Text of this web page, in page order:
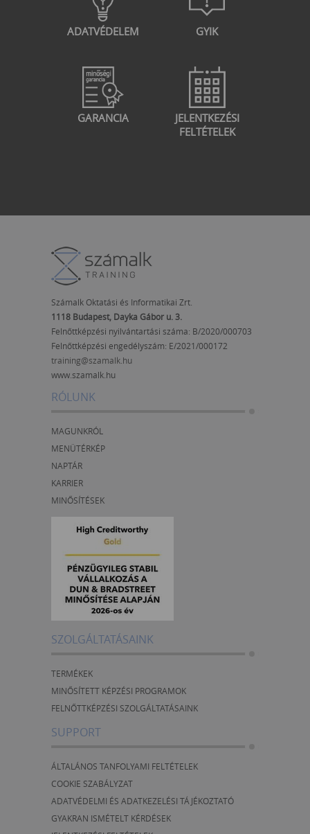
ADATVÉDELEM GYIK
GARANCIA
JELENTKEZÉSI
FELTÉTELEK
Számalk Oktatási és Informatikai Zrt.
1118 Budapest, Dayka Gábor u. 3.
Felnőttképzési nyilvántartási száma: B/2020/000703
Felnőttképzési engedélyszám: E/2021/000172
training@szamalk.hu
www.szamalk.hu
RÓLUNK
MAGUNKRÓL
MENÜTÉRKÉP
NAPTÁR
KARRIER
MINŐSÍTÉSEK
SZOLGÁLTATÁSAINK
TERMÉKEK
MINŐSÍTETT KÉPZÉSI PROGRAMOK
FELNŐTTKÉPZÉSI SZOLGÁLTATÁSAINK
SUPPORT
ÁLTALÁNOS TANFOLYAMI FELTÉTELEK
COOKIE SZABÁLYZAT
ADATVÉDELMI ÉS ADATKEZELÉSI TÁJÉKOZTATÓ
GYAKRAN ISMÉTELT KÉRDÉSEK